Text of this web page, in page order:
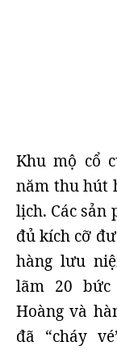
Khu mộ cổ
năm thu hút
lịch. Các
đủ kích cỡ
hàng lưu
lãm 20 bức
Hoàng và
đã “cháy